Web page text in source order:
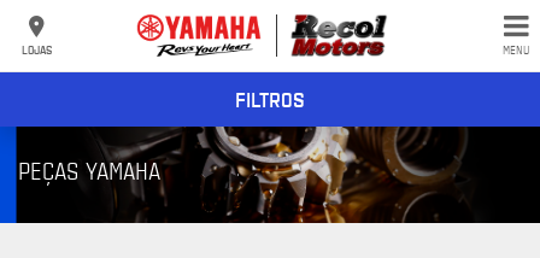
LOJAS MENU
FILTROS
PEÇAS YAMAHA